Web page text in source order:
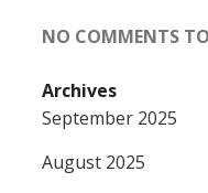
NO COMMENTS
Archives
September 2025
August 2025